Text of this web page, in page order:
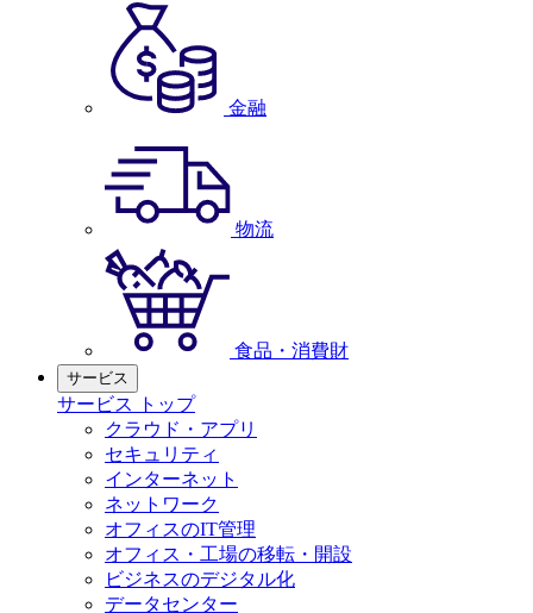
金融
物流
食品・消費財
サービス
サービス トップ
クラウド・アプリ
セキュリティ
インターネット
ネットワーク
オフィスのIT管理
オフィス・工場の移転・開設
ビジネスのデジタル化
データセンター